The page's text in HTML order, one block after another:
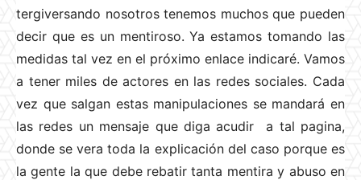
tergiversando nosotros tenemos muchos que pueden
decir que es un mentiroso. Ya estamos tomando las
medidas tal vez en el próximo enlace indicaré. Vamos
a tener miles de actores en las redes sociales. Cada
vez que salgan estas manipulaciones se mandará en
las redes un mensaje que diga acudir a tal pagina,
donde se vera toda la explicación del caso porque es
la gente la que debe rebatir tanta mentira y abuso en